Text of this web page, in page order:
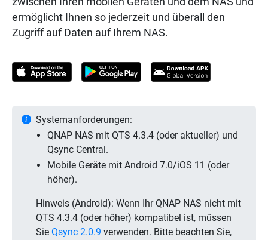
ermöglicht Ihnen so jederzeit und überall den
Zugriff auf Daten auf Ihrem NAS.
Systemanforderungen:
QNAP NAS mit QTS 4.3.4 (oder aktueller) und
Qsync Central.
Mobile Geräte mit Android 7.0/iOS 11 (oder
höher).
Hinweis (Android): Wenn Ihr QNAP NAS nicht mit
QTS 4.3.4 (oder höher) kompatibel ist, müssen
Sie Qsync 2.0.9 verwenden. Bitte beachten Sie,